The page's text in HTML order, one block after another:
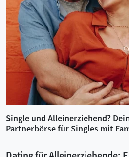
Single und Alleinerziehend?
Partnerbörse für Singles mit